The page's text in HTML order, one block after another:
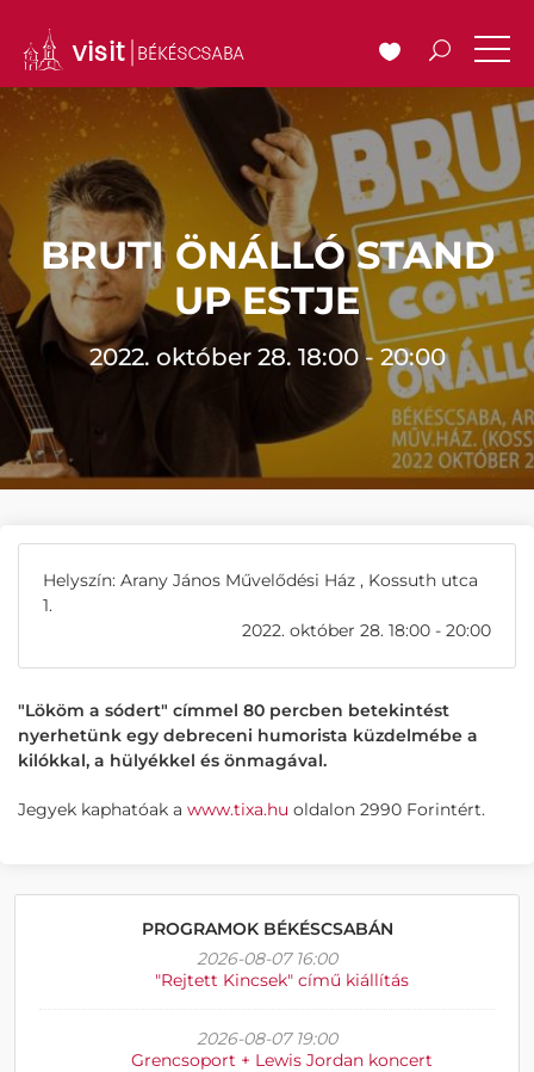
BRUTI ÖNÁLLÓ STAND
UP ESTJE
2022. október 28. 18:00 - 20:00
Helyszín: Arany János Művelődési Ház , Kossuth utca
1.
2022. október 28. 18:00 - 20:00
"Lököm a sódert" címmel 80 percben betekintést
nyerhetünk egy debreceni humorista küzdelmébe a
kilókkal, a hülyékkel és önmagával.
Jegyek kaphatóak a www.tixa.hu oldalon 2990 Forintért.
PROGRAMOK BÉKÉSCSABÁN
2026-08-07 16:00
"Rejtett Kincsek" című kiállítás
2026-08-07 19:00
Grencsoport + Lewis Jordan koncert